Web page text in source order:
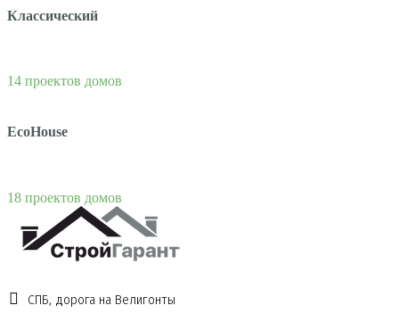
Классический
14 проектов домов
EcoHouse
18 проектов домов
СПБ, дорога на Велигонты